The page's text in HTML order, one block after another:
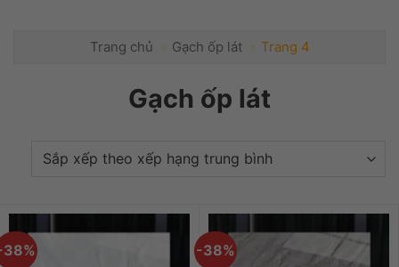
Trang chủ » Gạch ốp lát » Trang 4
Gạch ốp lát
-38%